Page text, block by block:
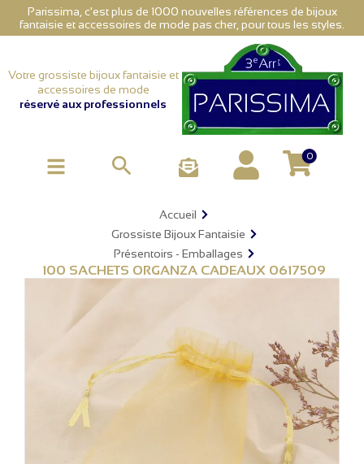
Parissima, c'est plus de 1000 nouvelles références de bijoux
fantaisie et accessoires de mode pas cher, pour tous les styles.
Votre grossiste bijoux fantaisie et
accessoires de mode
réservé aux professionnels
 0
Accueil
Grossiste Bijoux Fantaisie
Présentoirs - Emballages
100 SACHETS ORGANZA CADEAUX 0617509